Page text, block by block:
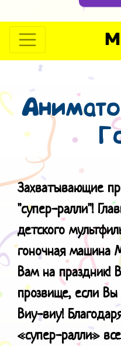
Захватывающие
"cупер-ралли"!
детского
гоночная машина
Вам на праздник!
прозвище, если
Виу-виу!
«супер-ралли»